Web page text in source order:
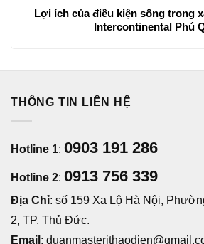
Lợi ích của điều kiện sống trong
Intercontinental Phú
THÔNG TIN LIÊN HỆ
Hotline 1: 0903 191 286
Hotline 2: 0913 756 339
Địa Chỉ: số 159 Xa Lộ Hà Nội,
2, TP. Thủ Đức.
Email :